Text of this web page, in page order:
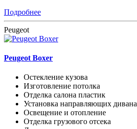
Подробнее
Peugeot
Peugeot Boxer
Остекление кузова
Изготовление потолка
Отделка салона пластик
Установка направляющих дивана
Освещение и отопление
Отделка грузового отсека